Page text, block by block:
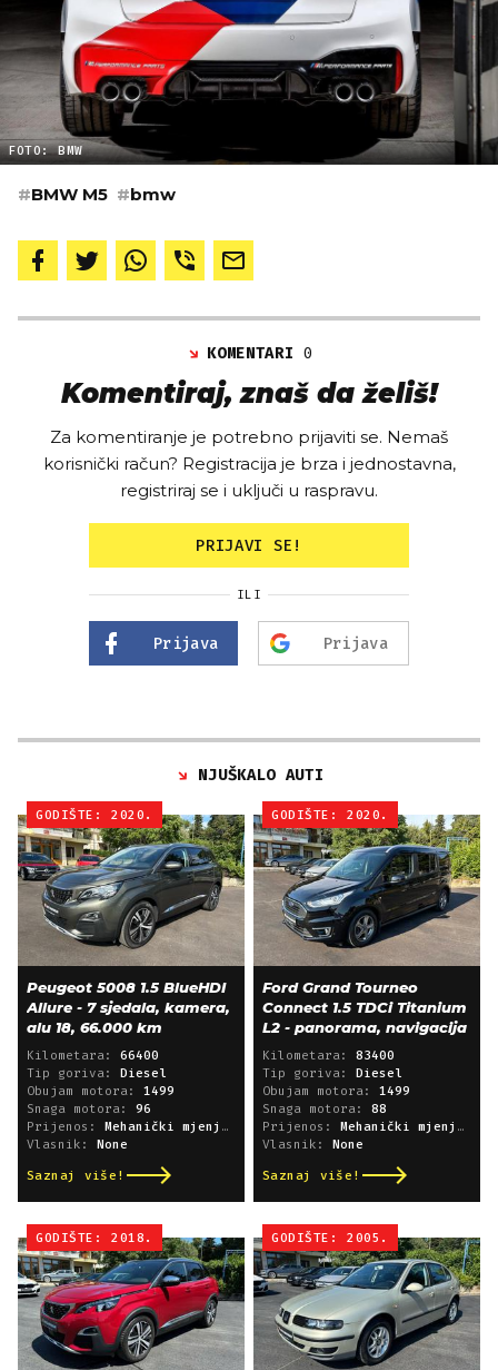
FOTO: BMW
#BMW M5 #bmw
KOMENTARI0
Komentiraj, znaš da želiš!
Za komentiranje je potrebno prijaviti se. Nemaš
korisnički račun? Registracija je brza i jednostavna,
registriraj se i uključi u raspravu.
PRIJAVI SE!
ILI
Prijava Prijava
NJUŠKALO AUTI
GODIŠTE: 2020.
Peugeot 5008 1.5 BlueHDI
Allure - 7 sjedala, kamera,
alu 18, 66.000 km
Kilometara: 66400
Tip goriva: Diesel
Obujam motora: 1499
Snaga motora: 96
Prijenos: Mehanički mjenjač
Vlasnik: None
Saznaj više!
GODIŠTE: 2020.
Ford Grand Tourneo
Connect 1.5 TDCi Titanium
L2 - panorama, navigacija
Kilometara: 83400
Tip goriva: Diesel
Obujam motora: 1499
Snaga motora: 88
Prijenos: Mehanički mjenjač
Vlasnik: None
Saznaj više!
GODIŠTE: 2018. GODIŠTE: 2005.